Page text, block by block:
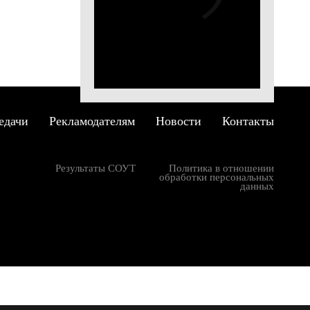
6
Рекламодателям Новости Контакты
Политика в отношении
обработки персональных
данных
Результаты СОУТ